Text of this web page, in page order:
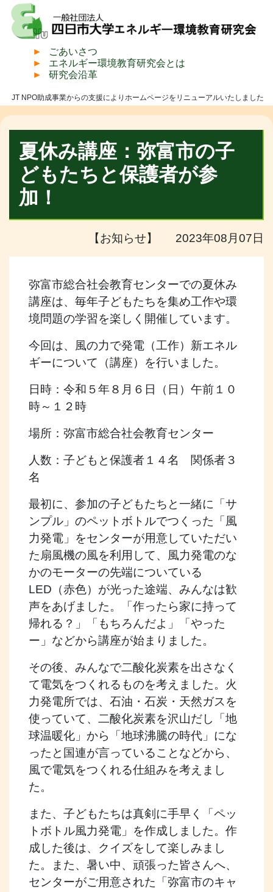
ごあいさつ
エネルギー環境教育研究会とは
研究会沿革
JT NPO助成事業からの支援によりホームページをリニューアルいたしました
夏休み講座：弥富市の子
どもたちと保護者が参
加！
【お知らせ】 2023年08月07日
弥富市総合社会教育センターでの夏休み
講座は、毎年子どもたちを集め工作や環
境問題の学習を楽しく開催しています。
今回は、風の力で発電（工作）新エネル
ギーについて（講座）を行いました。
日時：令和５年８月６日（日）午前１０
時～１２時
場所：弥富市総合社会教育センター
人数：子どもと保護者１４名 関係者３
名
最初に、参加の子どもたちと一緒に「サ
ンプル」のペットボトルでつくった「風
力発電」をセンターが用意していただい
た扇風機の風を利用して、風力発電のな
かのモーターの先端についている
LED（赤色）が光った途端、みんなは歓
声をあげました。「作ったら家に持って
帰れる？」「もちろんだよ」「やった
ー」などから講座が始まりました。
その後、みんなで二酸化炭素を出さなく
て電気をつくれるものを考えました。火
力発電所では、石油・石炭・天然ガスを
使っていて、二酸化炭素を沢山だし「地
球温暖化」から「地球沸騰の時代」にな
ったと国連が言っていることなどから、
風で電気をつくれる仕組みを考えまし
た。
また、子どもたちは真剣に手早く「ペッ
トボトル風力発電」を作成しました。作
成した後は、クイズをして楽しみまし
た。また、暑い中、頑張った皆さんへ、
センターがご用意された「弥富市のキャ